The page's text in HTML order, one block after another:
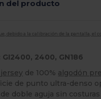
del producto
debido a la calibración de la pantalla, el
2400, GN186
jersey de 100% algodón
de punto ultra-denso
doble aguja sin